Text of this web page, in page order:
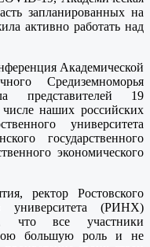
запланированных на
активно работать над
Академической
Средиземноморья
представителей 19
наших российских
университета
государственного
экономического
ректор Ростовского
университета (РИНХ)
что все участники
большую роль и не